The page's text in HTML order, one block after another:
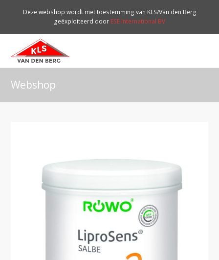
Deze webshop wordt met toestemming van KLS/Van den Berg
geëxploiteerd door ESE International BV
Webshop